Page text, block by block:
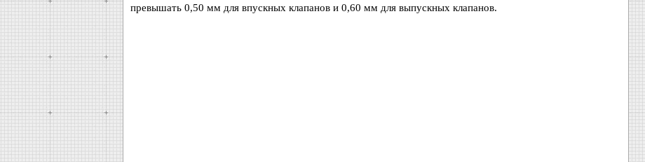
превышать 0,50 мм для впускных клапанов и 0,60 мм для выпускных клапанов.